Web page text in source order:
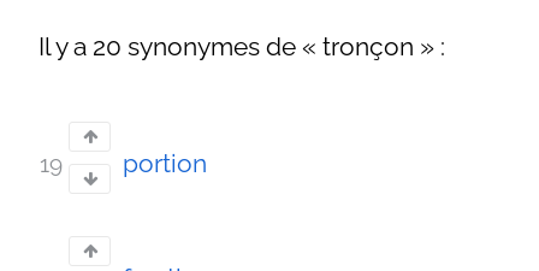
Il y a 20 synonymes de « tronçon » :
19 portion